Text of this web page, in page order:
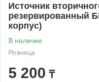
Источник
резервированный
корпус)
В наличии
Розница
5 200 ₸